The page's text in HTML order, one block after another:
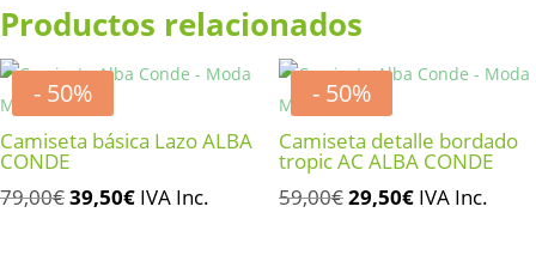
185,00€. 148,00€.
159,00€.
Productos relacionados
- 50%
Camiseta básica Lazo ALBA
CONDE
79,00€El
39,50€ElIVA Inc.
- 50%
Camiseta detalle bordado
tropic AC ALBA CONDE
59,00€El
29,50€ElIVA Inc.